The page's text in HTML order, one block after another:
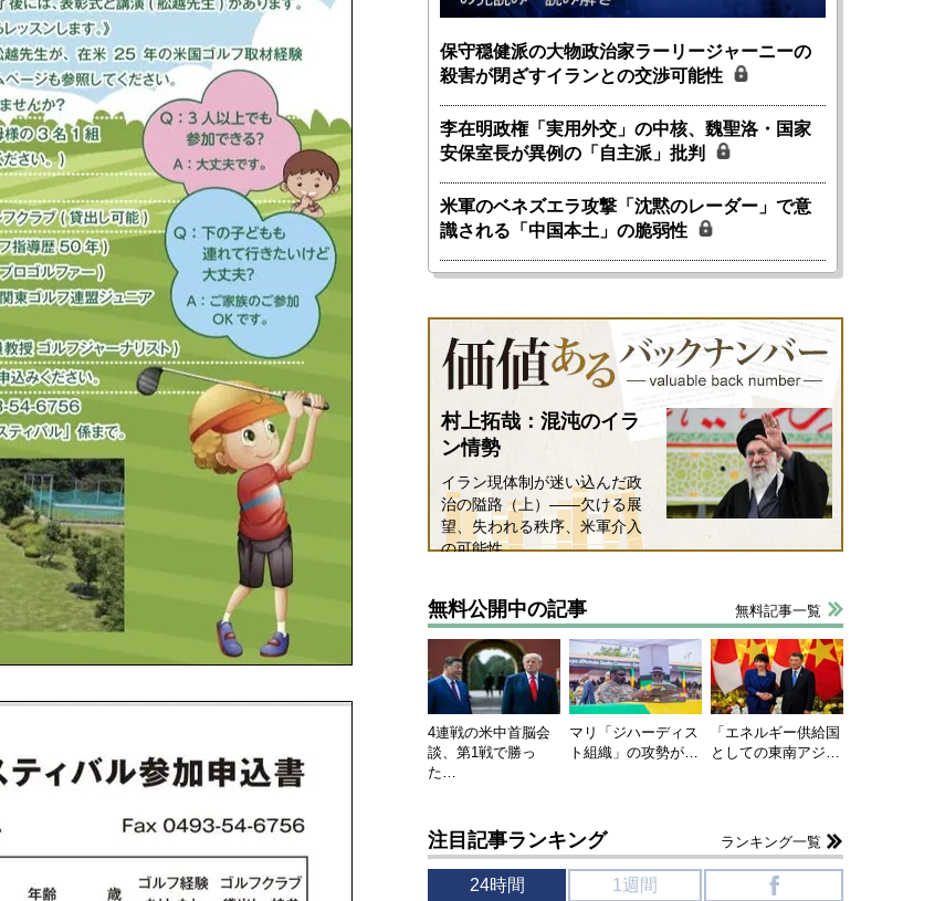
保守穏健派の大物政治家ラーリージャーニーの
殺害が閉ざすイランとの交渉可能性
李在明政権「実用外交」の中核、魏聖洛・国家
安保室長が異例の「自主派」批判
米軍のベネズエラ攻撃「沈黙のレーダー」で意
識される「中国本土」の脆弱性
村上拓哉：混沌のイラ
ン情勢
イラン現体制が迷い込んだ政
治の隘路（上）――欠ける展
望、失われる秩序、米軍介入
の可能性
無料公開中の記事 無料記事一覧
4連戦の米中首脳会
談、第1戦で勝っ
た…
マリ「ジハーディス
ト組織」の攻勢が…
「エネルギー供給国
としての東南アジ…
注目記事ランキング ランキング一覧
24時間 1週間